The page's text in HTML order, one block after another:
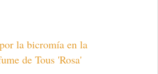
la bicromía en la
de Tous 'Rosa'